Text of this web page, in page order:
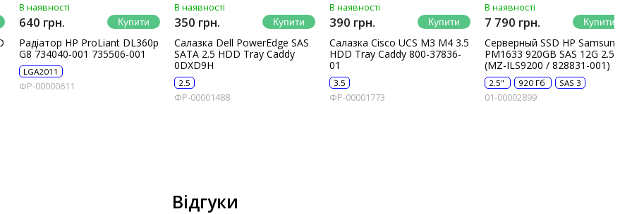
В наявності
640 грн.
Радіатор HP ProLiant DL360p
G8 734040-001 735506-001
LGA2011
ФР-00000611
В наявності
350 грн.
Салазка Dell PowerEdge SAS
SATA 2.5 HDD Tray Caddy
0DXD9H
2.5
ФР-00001488
В наявності
390 грн.
Салазка Cisco UCS M3 M4 3.5
HDD Tray Caddy 800-37836-
01
3.5
ФР-00001773
В наявності
7 790 грн.
Серверный SSD HP Samsung
PM1633 920GB SAS 12G 2.5″
(MZ-ILS9200 / 828831-001)
2.5" 920 Гб SAS 3
01-00002899
Відгуки